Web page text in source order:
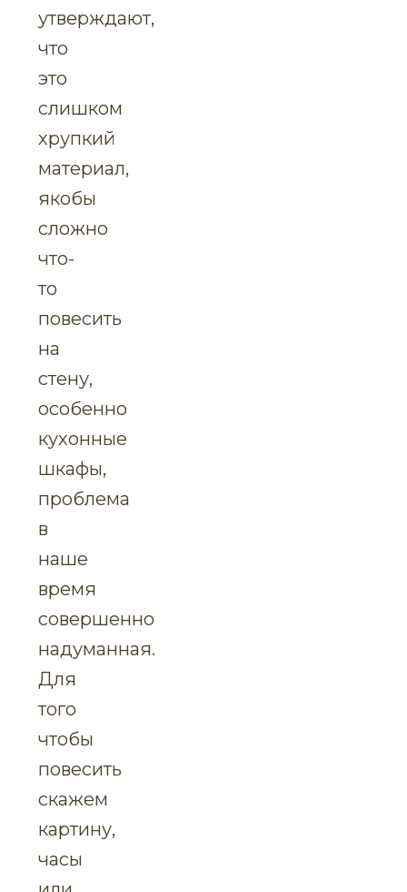
утверждают,
что
это
слишком
хрупкий
материал,
якобы
сложно
что-
то
повесить
на
стену,
особенно
кухонные
шкафы,
проблема
в
наше
время
совершенно
надуманная.
Для
того
чтобы
повесить
скажем
картину,
часы